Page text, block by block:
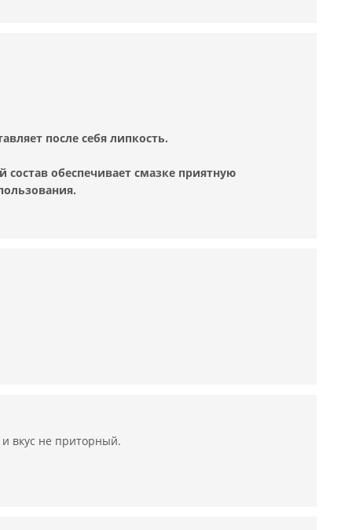
после себя липкость.
обеспечивает смазке приятную
вкус не приторный.